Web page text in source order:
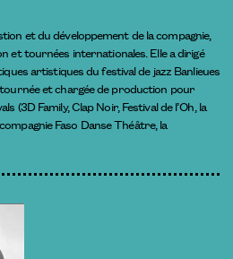
et du développement de la compagnie,
et tournées internationales. Elle a dirigé
artistiques du festival de jazz Banlieues
et chargée de production pour
(3D Family, Clap Noir, Festival de l’Oh, la
Faso Danse Théâtre, la